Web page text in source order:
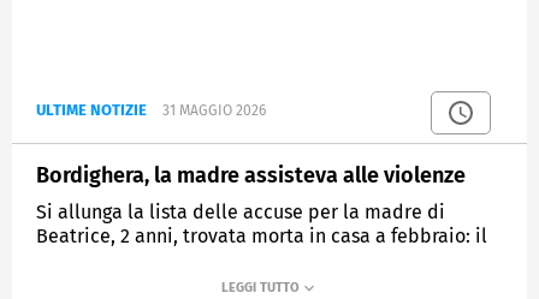
ULTIME NOTIZIE 31 MAGGIO 2026
Bordighera, la madre assisteva alle violenze
Si allunga la lista delle accuse per la madre di
Beatrice, 2 anni, trovata morta in casa a febbraio: il